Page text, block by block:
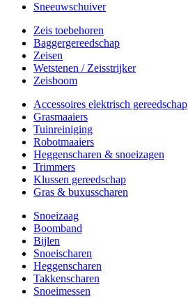
Sneeuwschuiver
Zeis toebehoren
Baggergereedschap
Zeisen
Wetstenen / Zeisstrijker
Zeisboom
Accessoires elektrisch gereedschap
Grasmaaiers
Tuinreiniging
Robotmaaiers
Heggenscharen & snoeizagen
Trimmers
Klussen gereedschap
Gras & buxusscharen
Snoeizaag
Boomband
Bijlen
Snoeischaren
Heggenscharen
Takkenscharen
Snoeimessen